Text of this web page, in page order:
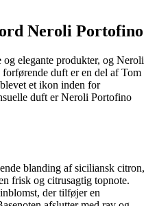
Neroli Portofino
elegante produkter, og Neroli
duft er en del af Tom
et ikon inden for
duft er Neroli Portofino
blanding af siciliansk citron,
frisk og citrusagtig topnote.
der tilføjer en